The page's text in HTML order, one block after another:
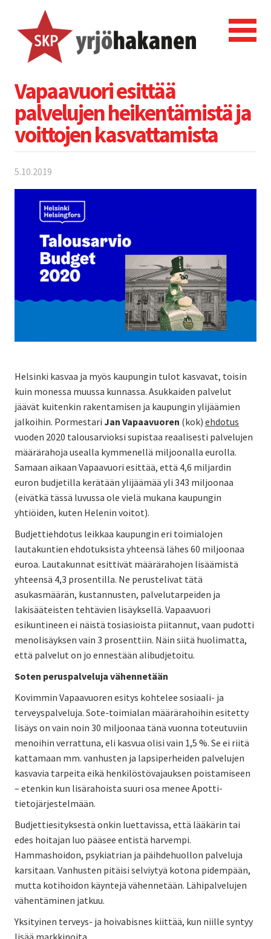
Vapaavuori esittää
palvelujen heikentämistä ja
voittojen kasvattamista
5.10.2019
Helsinki kasvaa ja myös kaupungin tulot kasvavat, toisin
kuin monessa muussa kunnassa. Asukkaiden palvelut
jäävät kuitenkin rakentamisen ja kaupungin ylijäämien
jalkoihin. Pormestari Jan Vapaavuoren (kok) ehdotus
vuoden 2020 talousarvioksi supistaa reaalisesti palvelujen
määrärahoja usealla kymmenellä miljoonalla eurolla.
Samaan aikaan Vapaavuori esittää, että 4,6 miljardin
euron budjetilla kerätään ylijäämää yli 343 miljoonaa
(eivätkä tässä luvussa ole vielä mukana kaupungin
yhtiöiden, kuten Helenin voitot).
Budjettiehdotus leikkaa kaupungin eri toimialojen
lautakuntien ehdotuksista yhteensä lähes 60 miljoonaa
euroa. Lautakunnat esittivät määrärahojen lisäämistä
yhteensä 4,3 prosentilla. Ne perustelivat tätä
asukasmäärän, kustannusten, palvelutarpeiden ja
lakisääteisten tehtävien lisäyksellä. Vapaavuori
esikuntineen ei näistä tosiasioista piitannut, vaan pudotti
menolisäyksen vain 3 prosenttiin. Näin siitä huolimatta,
että palvelut on jo ennestään alibudjetoitu.
Soten peruspalveluja vähennetään
Kovimmin Vapaavuoren esitys kohtelee sosiaali- ja
terveyspalveluja. Sote-toimialan määrärahoihin esitetty
lisäys on vain noin 30 miljoonaa tänä vuonna toteutuviin
menoihin verrattuna, eli kasvua olisi vain 1,5 %. Se ei riitä
kattamaan mm. vanhusten ja lapsiperheiden palvelujen
kasvavia tarpeita eikä henkilöstövajauksen poistamiseen
– etenkin kun lisärahoista suuri osa menee Apotti-
tietojärjestelmään.
Budjettiesityksestä onkin luettavissa, että lääkärin tai
edes hoitajan luo pääsee entistä harvempi.
Hammashoidon, psykiatrian ja päihdehuollon palveluja
karsitaan. Vanhusten pitäisi selviytyä kotona pidempään,
mutta kotihoidon käyntejä vähennetään. Lähipalvelujen
vähentäminen jatkuu.
Yksityinen terveys- ja hoivabisnes kiittää, kun niille syntyy
lisää markkinoita.